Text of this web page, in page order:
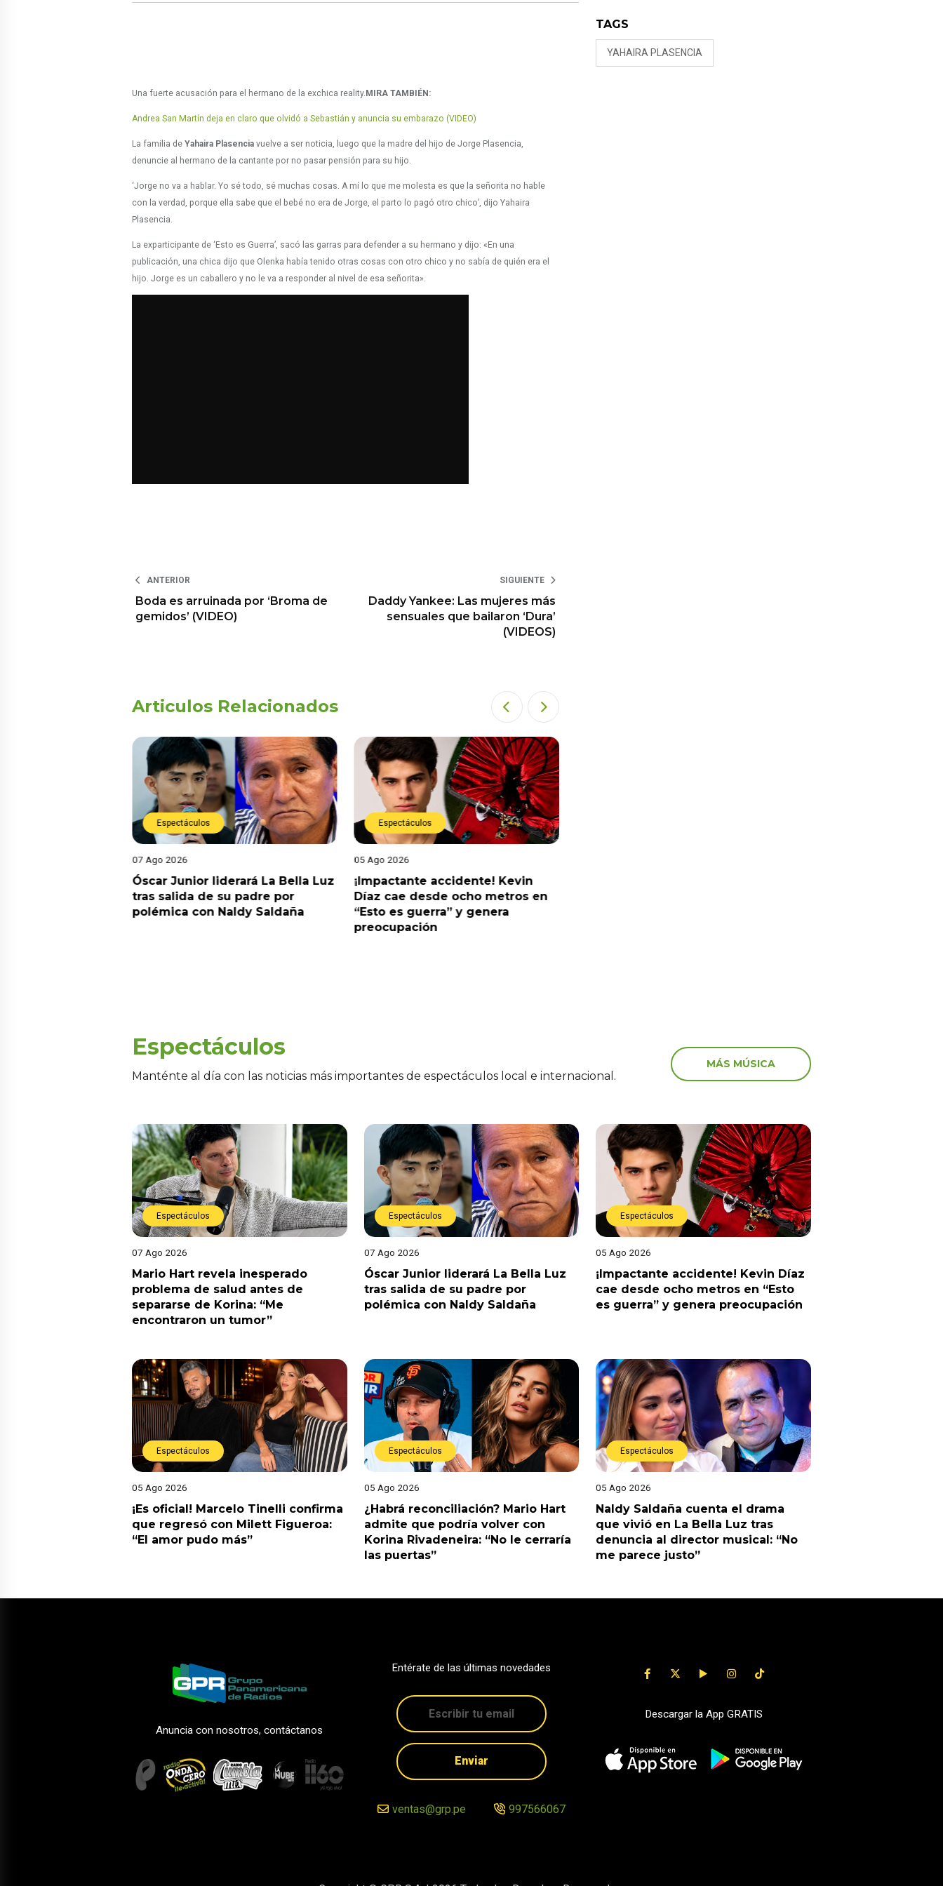
Una fuerte acusación para el hermano de la exchica reality. MIRA TAMBIÉN:
Andrea San Martín deja en claro que olvidó a Sebastián y anuncia su embarazo (VIDEO)
La familia de Yahaira Plasencia vuelve a ser noticia, luego que la madre del hijo de Jorge Plasencia,
denuncie al hermano de la cantante por no pasar pensión para su hijo.
‘Jorge no va a hablar. Yo sé todo, sé muchas cosas. A mí lo que me molesta es que la señorita no hable
con la verdad, porque ella sabe que el bebé no era de Jorge, el parto lo pagó otro chico’, dijo Yahaira
Plasencia.
La exparticipante de ‘Esto es Guerra’, sacó las garras para defender a su hermano y dijo: «En una
publicación, una chica dijo que Olenka había tenido otras cosas con otro chico y no sabía de quién era el
hijo. Jorge es un caballero y no le va a responder al nivel de esa señorita».
ANTERIOR
Boda es arruinada por ‘Broma de
gemidos’ (VIDEO)
SIGUIENTE
Daddy Yankee: Las mujeres más
sensuales que bailaron ‘Dura’
(VIDEOS)
Articulos Relacionados
Espectáculos
07 Ago 2026
Óscar Junior liderará La Bella Luz
tras salida de su padre por
polémica con Naldy Saldaña
Espectáculos
05 Ago 2026
¡Impactante accidente! Kevin
Díaz cae desde ocho metros en
“Esto es guerra” y genera
preocupación
TAGS
YAHAIRA PLASENCIA
Espectáculos
Manténte al día con las noticias más importantes de espectáculos local e internacional.
MÁS MÚSICA
Espectáculos
07 Ago 2026
Mario Hart revela inesperado
problema de salud antes de
separarse de Korina: “Me
encontraron un tumor”
Espectáculos
07 Ago 2026
Óscar Junior liderará La Bella Luz
tras salida de su padre por
polémica con Naldy Saldaña
Espectáculos
05 Ago 2026
¡Impactante accidente! Kevin Díaz
cae desde ocho metros en “Esto
es guerra” y genera preocupación
Espectáculos
05 Ago 2026
¡Es oficial! Marcelo Tinelli confirma
que regresó con Milett Figueroa:
“El amor pudo más”
Espectáculos
05 Ago 2026
¿Habrá reconciliación? Mario Hart
admite que podría volver con
Korina Rivadeneira: “No le cerraría
las puertas”
Espectáculos
05 Ago 2026
Naldy Saldaña cuenta el drama
que vivió en La Bella Luz tras
denuncia al director musical: “No
me parece justo”
Anuncia con nosotros, contáctanos
Entérate de las últimas novedades
Enviar
ventas@grp.pe 997566067
Descargar la App GRATIS